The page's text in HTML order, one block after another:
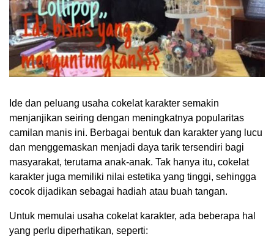
Ide dan peluang usaha cokelat karakter semakin
menjanjikan seiring dengan meningkatnya popularitas
camilan manis ini. Berbagai bentuk dan karakter yang lucu
dan menggemaskan menjadi daya tarik tersendiri bagi
masyarakat, terutama anak-anak. Tak hanya itu, cokelat
karakter juga memiliki nilai estetika yang tinggi, sehingga
cocok dijadikan sebagai hadiah atau buah tangan.
Untuk memulai usaha cokelat karakter, ada beberapa hal
yang perlu diperhatikan, seperti: